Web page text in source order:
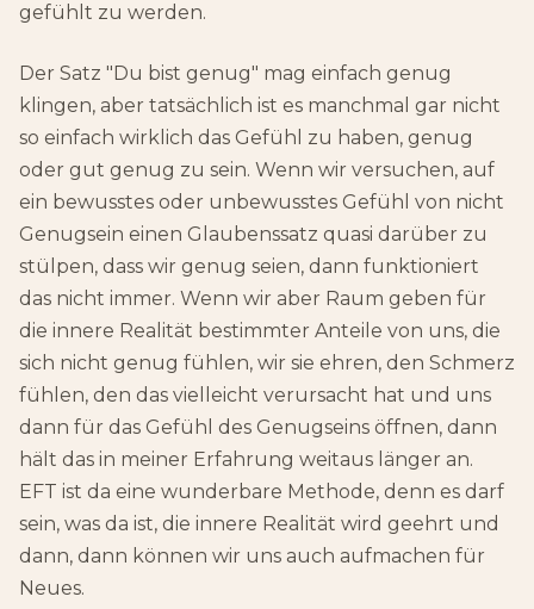
gefühlt zu werden.
Der Satz "Du bist genug" mag einfach genug
klingen, aber tatsächlich ist es manchmal gar nicht
so einfach wirklich das Gefühl zu haben, genug
oder gut genug zu sein. Wenn wir versuchen, auf
ein bewusstes oder unbewusstes Gefühl von nicht
Genugsein einen Glaubenssatz quasi darüber zu
stülpen, dass wir genug seien, dann funktioniert
das nicht immer. Wenn wir aber Raum geben für
die innere Realität bestimmter Anteile von uns, die
sich nicht genug fühlen, wir sie ehren, den Schmerz
fühlen, den das vielleicht verursacht hat und uns
dann für das Gefühl des Genugseins öffnen, dann
hält das in meiner Erfahrung weitaus länger an.
EFT ist da eine wunderbare Methode, denn es darf
sein, was da ist, die innere Realität wird geehrt und
dann, dann können wir uns auch aufmachen für
Neues.